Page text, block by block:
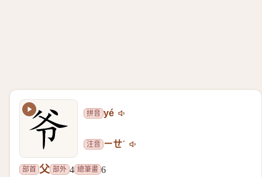
拼音 yé
注音 ㄧㄝˊ
部首 父 部外 4 總筆畫 6